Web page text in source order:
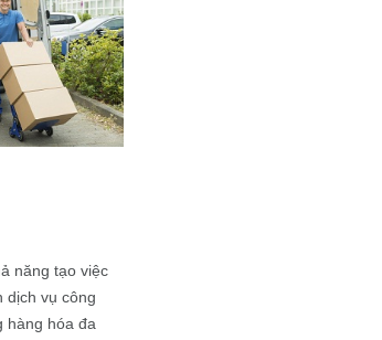
năng tạo việc
dịch vụ công
hàng hóa đa